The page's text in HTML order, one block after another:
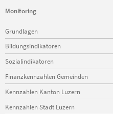
Monitoring
Navigation
überspringen
Grundlagen
Bildungsindikatoren
Sozialindikatoren
Finanzkennzahlen Gemeinden
Kennzahlen Kanton Luzern
Kennzahlen Stadt Luzern